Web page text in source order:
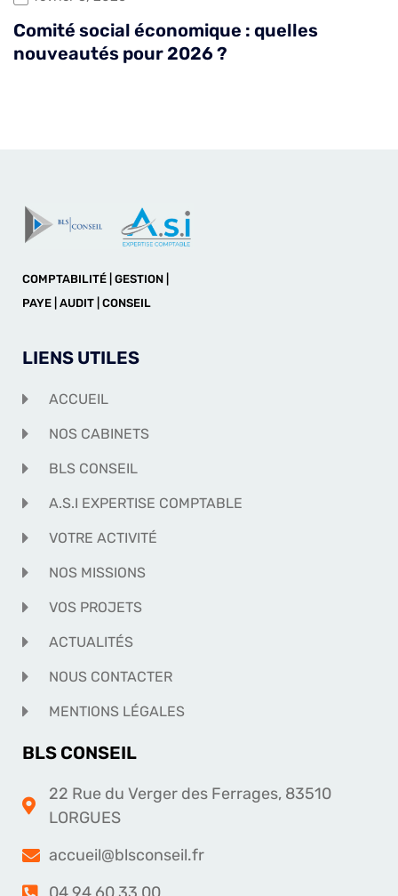
Comité social économique : quelles
nouveautés pour 2026 ?
COMPTABILITÉ | GESTION |
PAYE | AUDIT | CONSEIL
LIENS UTILES
ACCUEIL
NOS CABINETS
BLS CONSEIL
A.S.I EXPERTISE COMPTABLE
VOTRE ACTIVITÉ
NOS MISSIONS
VOS PROJETS
ACTUALITÉS
NOUS CONTACTER
MENTIONS LÉGALES
BLS CONSEIL
22 Rue du Verger des Ferrages, 83510
LORGUES
accueil@blsconseil.fr